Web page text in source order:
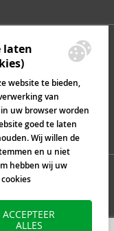
laten
website te bieden,
van
uw browser worden
goed te laten
Wij willen de
en u niet
hebben wij uw
ACCEPTEER
ALLES